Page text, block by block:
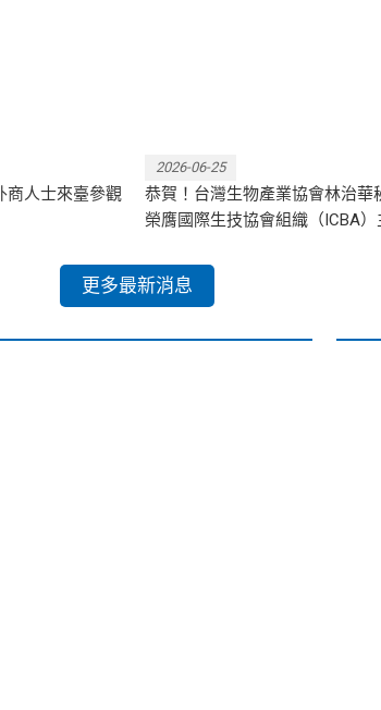
商人士來臺參觀
2026-06-25
恭賀！台灣生物產業協會林治華
榮膺國際生技協會組織（ICBA）
更多最新消息